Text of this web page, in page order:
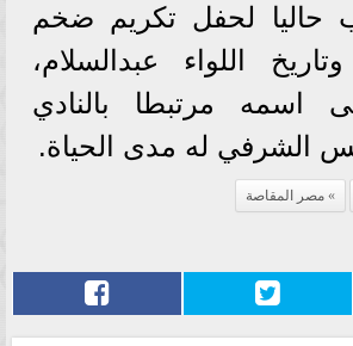
حاليا لحفل تكريم ضخم
اللواء عبدالسلام،
اسمه مرتبطا بالنادي
الشرفي له مدى الحياة.
مصر المقاصة